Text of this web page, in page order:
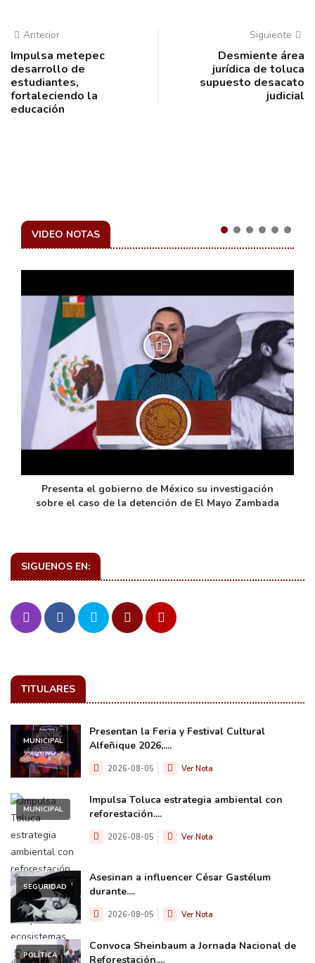
Anterior
Impulsa metepec
desarrollo de
estudiantes,
fortaleciendo la
educación
Siguiente
Desmiente área
jurídica de toluca
supuesto desacato
judicial
VIDEO NOTAS
Presenta el gobierno de México su investigación
sobre el caso de la detención de El Mayo Zambada
SIGUENOS EN:
TITULARES
MUNICIPAL
Presentan la Feria y Festival Cultural
Alfeñique 2026,....
2026-08-05 Ver Nota
MUNICIPAL
Impulsa Toluca estrategia ambiental con
reforestación....
2026-08-05 Ver Nota
SEGURIDAD
Asesinan a influencer César Gastélum
durante....
2026-08-05 Ver Nota
POLÍTICA
Convoca Sheinbaum a Jornada Nacional de
Reforestación....